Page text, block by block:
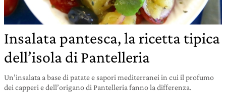
Insalata pantesca, la ricetta tipica
dell’isola di Pantelleria
Un’insalata a base di patate e sapori mediterranei in cui il profumo
dei capperi e dell’origano di Pantelleria fanno la differenza.